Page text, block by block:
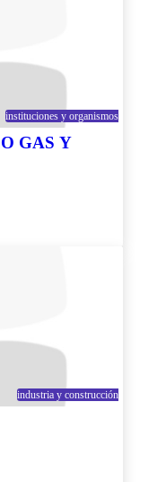
instituciones y organismos
GAS Y
industria y construcción